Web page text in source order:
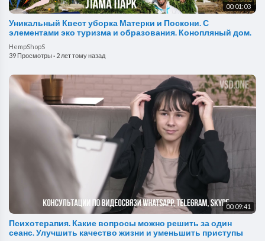
00:01:03
Уникальный Квест уборка Матерки и Поскони. С
элементами эко туризма и образования. Конопляный дом.
HempShopS
39 Просмотры· 2 лет тому назад
00:09:41
Психотерапия. Какие вопросы можно решить за один
сеанс. Улучшить качество жизни и уменьшить приступы